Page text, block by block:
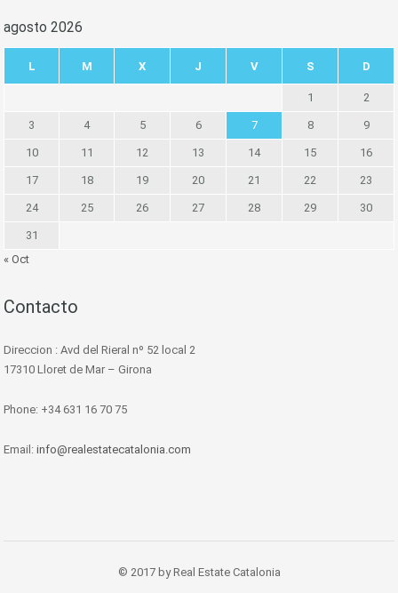
agosto 2026
L M X J V S D
1 2
3 4 5 6 7 8 9
10 11 12 13 14 15 16
17 18 19 20 21 22 23
24 25 26 27 28 29 30
31
« Oct
Contacto
Direccion : Avd del Rieral nº 52 local 2
17310 Lloret de Mar – Girona
Phone: +34 631 16 70 75
Email: info@realestatecatalonia.com
© 2017 by Real Estate Catalonia